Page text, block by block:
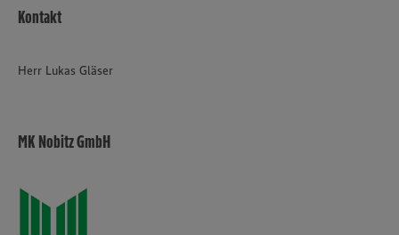
Kontakt
Herr Lukas Gläser
MK Nobitz GmbH